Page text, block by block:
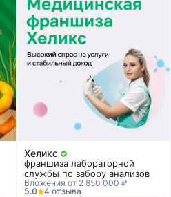
Хеликс
франшиза лабораторной
службы по забору анализов
Вложения от 2 850 000 ₽
5.0
4 отзыва